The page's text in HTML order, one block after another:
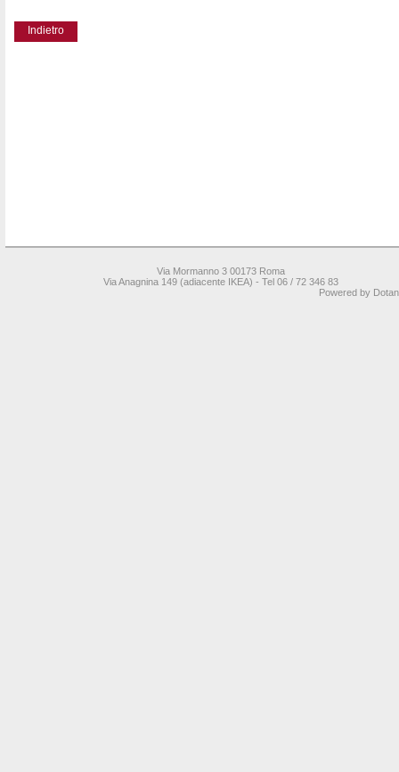
Indietro
Via Mormanno 3 00173 Roma
Via Anagnina 149 (adiacente IKEA) - Tel 06 / 72 346 83
Powered by